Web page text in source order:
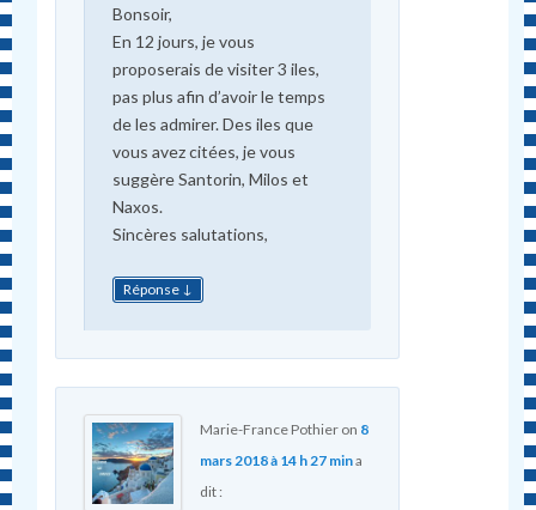
Bonsoir,
En 12 jours, je vous
proposerais de visiter 3 iles,
pas plus afin d’avoir le temps
de les admirer. Des iles que
vous avez citées, je vous
suggère Santorin, Milos et
Naxos.
Sincères salutations,
Réponse ↓
Marie-France Pothieron 8
mars 2018 à 14 h 27 mina
dit :